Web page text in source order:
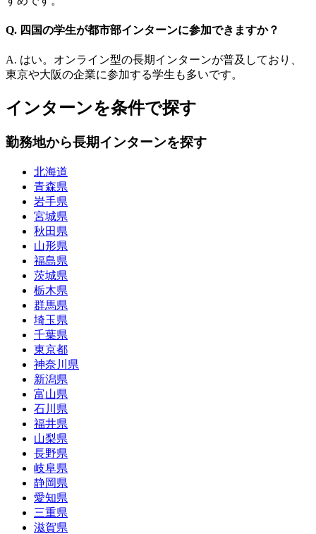
Q. 四国の学生が都市部インターンに参加できますか？
A. はい。オンライン型の長期インターンが普及しており、
東京や大阪の企業に参加する学生も多いです。
インターンを条件で探す
勤務地から長期インターンを探す
北海道
青森県
岩手県
宮城県
秋田県
山形県
福島県
茨城県
栃木県
群馬県
埼玉県
千葉県
東京都
神奈川県
新潟県
富山県
石川県
福井県
山梨県
長野県
岐阜県
静岡県
愛知県
三重県
滋賀県